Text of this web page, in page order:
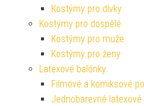
Kostýmy pro dívky
Kostýmy pro dospělé
Kostýmy pro muže
Kostýmy pro ženy
Latexové balónky
Filmové a komiksové
Jednobarevné latexové